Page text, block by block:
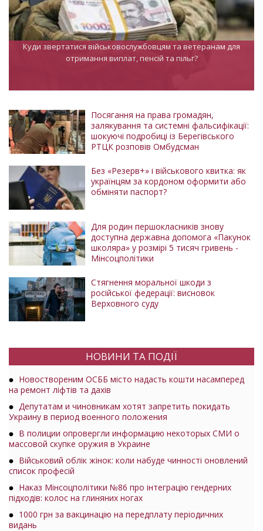
Куди звертатися військовослужбовцям та ветеранам для
отримання виплат, пенсій та пільг?
Посягання на права громадян,
залякування та системні фальсифікації:
шокуючі подробиці із Берегівського
РТЦК розповів Омбудсман
Без «Резерв+» і військового квитка: як
українцям за кордоном оформити або
обміняти паспорт?
Для родин першокласників знову
доступна державна допомога «Пакунок
школяра» у розмірі 5 тисяч гривень -
Мінсоцполітики
Стягнення моральної шкоди з
російської федерації: висновок
Верховного суду
НОВИНИ ТА ПОДІЇ
Новоствореним ОСББ місто надасть кошти насамперед
на ремонт ліфтів та дахів
Депутатам и чиновникам хотят запретить покидать
Украину в период военного положения
В полиции опровергли информацию некоторых СМИ о
массовой скупке оружия в Украине
Військовий облік жінок: коли набуде чинності оновлений
список професій
Наказ Мінсоцполітики №86 про інтеграцію гендерних
підходів: колос на глиняних ногах
1000 грн за вакцинацію на передплату періодичних
видань